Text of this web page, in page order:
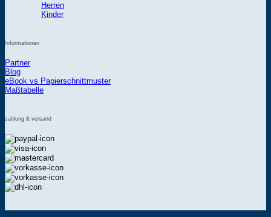
Herren
Kinder
Informationen
Partner
Blog
eBook vs Papierschnittmuster
Maßtabelle
zahlung & versand